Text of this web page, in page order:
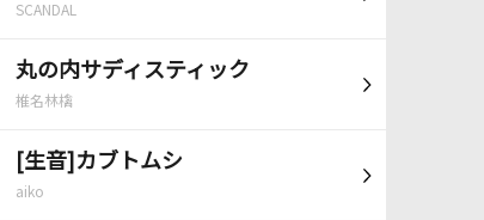
SCANDAL
丸の内サディスティック
椎名林檎
[生音]カブトムシ
aiko